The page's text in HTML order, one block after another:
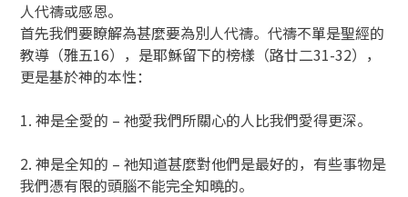
人代禱或感恩。
首先我們要瞭解為甚麼要為別人代禱。代禱不單是聖經的
教導（雅五16），是耶穌留下的榜樣（路廿二31-32），
更是基於神的本性：
1. 神是全愛的 – 祂愛我們所關心的人比我們愛得更深。
2. 神是全知的 – 祂知道甚麼對他們是最好的，有些事物是
我們憑有限的頭腦不能完全知曉的。